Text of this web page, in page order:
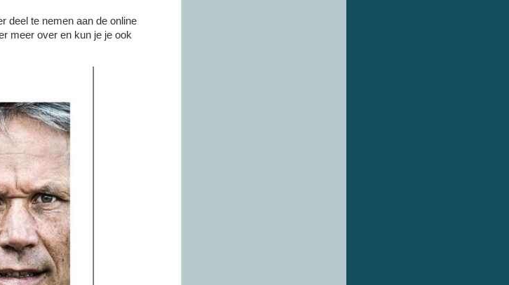
deel te nemen aan de online
meer over en kun je je ook